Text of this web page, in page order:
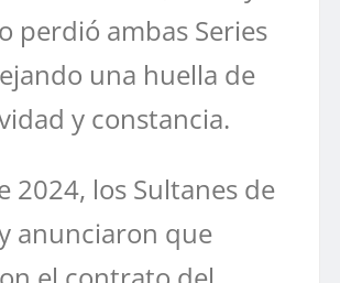
perdió ambas Series
una huella de
y constancia.
2024, los Sultanes de
anunciaron que